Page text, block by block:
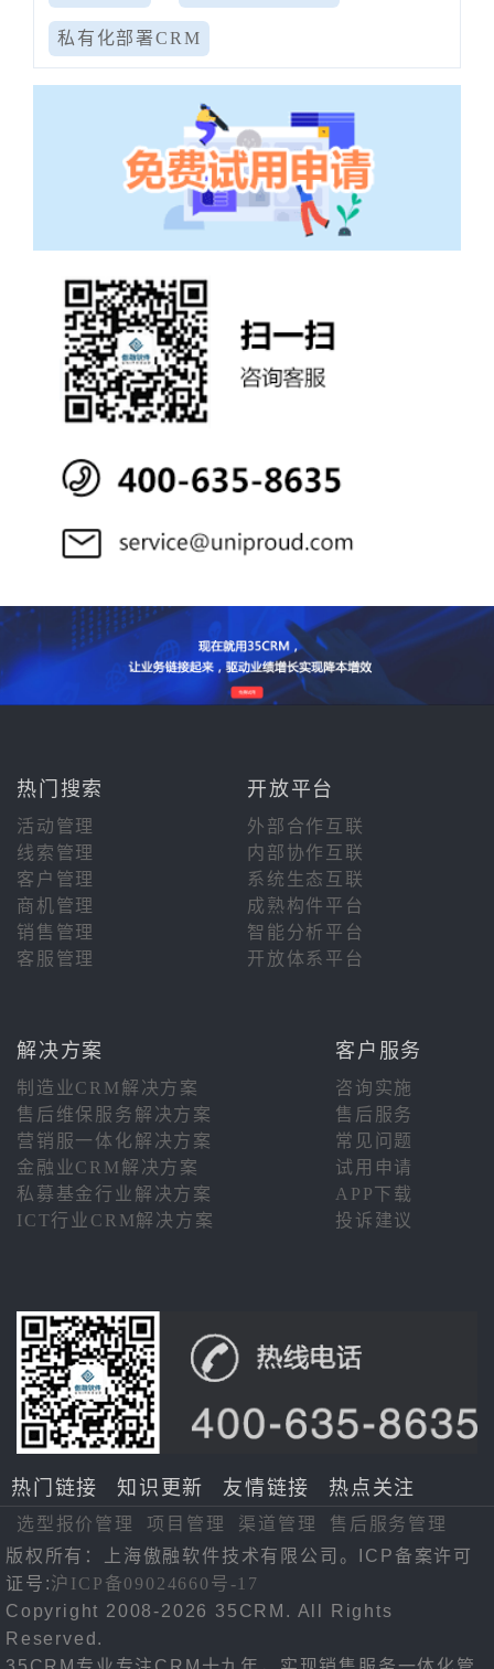
私有化部署CRM
热门搜索 开放平台
活动管理
外部合作互联
线索管理
内部协作互联
客户管理
系统生态互联
商机管理
成熟构件平台
销售管理
智能分析平台
客服管理
开放体系平台
解决方案 客户服务
制造业CRM解决方案
咨询实施
售后维保服务解决方案
售后服务
营销服一体化解决方案
常见问题
金融业CRM解决方案
试用申请
私募基金行业解决方案
APP下载
ICT行业CRM解决方案
投诉建议
热门链接 知识更新 友情链接 热点关注
选型报价管理 项目管理 渠道管理
售后服务管理
版权所有：上海傲融软件技术有限公司。ICP备案许可
证号:沪ICP备09024660号-17
Copyright 2008-2026 35CRM. All Rights
Reserved.